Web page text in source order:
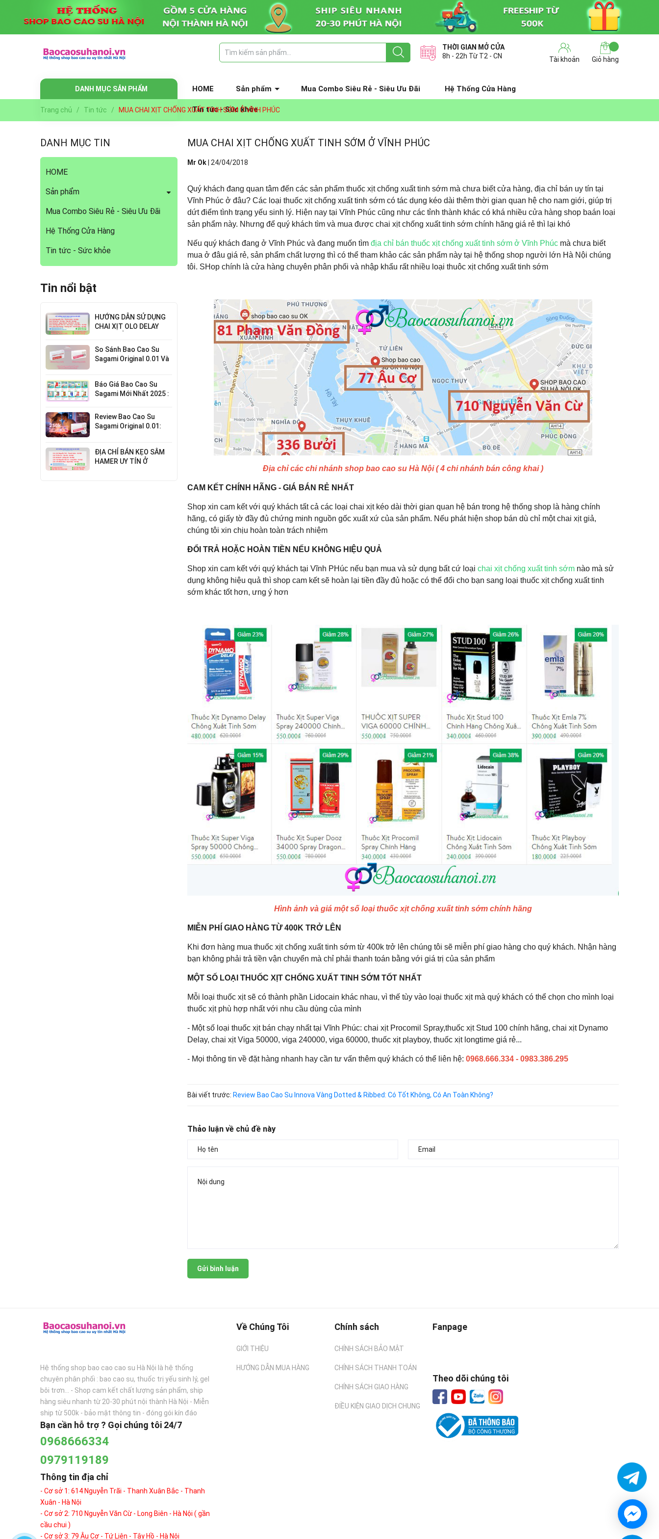
THỜI GIAN MỞ CỬA
8h - 22h Từ T2 - CN
Tài khoản Giỏ hàng
DANH MỤC SẢN PHẨM HOME Sản phẩm Mua Combo Siêu Rẻ - Siêu Ưu Đãi Hệ Thống Cửa Hàng
Tin tức - Sức khỏe
Trang chủ / Tin tức / MUA CHAI XỊT CHỐNG XUẤT TINH SỚM Ở VĨNH PHÚC
DANH MỤC TIN
HOME
Sản phẩm
Mua Combo Siêu Rẻ - Siêu Ưu Đãi
Hệ Thống Cửa Hàng
Tin tức - Sức khỏe
Tin nổi bật
HƯỚNG DẪN SỬ DỤNG
CHAI XỊT OLO DELAY
So Sánh Bao Cao Su
Sagami Original 0.01 Và
Báo Giá Bao Cao Su
Sagami Mới Nhất 2025 :
Review Bao Cao Su
Sagami Original 0.01:
ĐỊA CHỈ BÁN KẸO SÂM
HAMER UY TÍN Ở
MUA CHAI XỊT CHỐNG XUẤT TINH SỚM Ở VĨNH PHÚC
Mr Ok 24/04/2018
Quý khách đang quan tâm đến các sản phẩm thuốc xịt chống xuất tinh sớm mà chưa biết cửa hàng, địa chỉ bán uy tín tại
Vĩnh Phúc ở đâu? Các loại thuốc xịt chống xuất tinh sớm có tác dụng kéo dài thêm thời gian quan hệ cho nam giới, giúp trị
dứt điểm tình trạng yếu sinh lý. Hiện nay tại Vĩnh Phúc cũng như các tỉnh thành khác có khá nhiều cửa hàng shop baán loại
sản phẩm này. Nhưng để quý khách tìm và mua được chai xịt chống xuất tinh sớm chính hãng giá rẻ thì lại khó
Nếu quý khách đang ở Vĩnh Phúc và đang muốn tìm địa chỉ bán thuốc xịt chống xuất tinh sớm ở Vĩnh Phúc mà chưa biết
mua ở đâu giá rẻ, sản phẩm chất lượng thì có thể tham khảo các sản phẩm này tại hệ thống shop người lớn Hà Nội chúng
tôi. SHop chính là cửa hàng chuyên phân phối và nhập khẩu rất nhiều loại thuôc xịt chống xuất tinh sớm
Địa chỉ các chi nhánh shop bao cao su Hà Nội ( 4 chi nhánh bán công khai )
CAM KẾT CHÍNH HÃNG - GIÁ BÁN RẺ NHẤT
Shop xin cam kết với quý khách tất cả các loại chai xịt kéo dài thời gian quan hệ bán trong hệ thống shop là hàng chính
hãng, có giấy tờ đầy đủ chứng minh nguồn gốc xuất xứ của sản phẩm. Nếu phát hiện shop bán dù chỉ một chai xịt giả,
chúng tôi xin chịu hoàn toàn trách nhiệm
ĐỔI TRẢ HOẶC HOÀN TIỀN NẾU KHÔNG HIỆU QUẢ
Shop xin cam kết với quý khách tại Vĩnh PHúc nếu bạn mua và sử dụng bất cứ loại chai xịt chống xuất tinh sớm nào mà sử
dụng không hiệu quả thì shop cam kết sẽ hoàn lại tiền đầy đủ hoặc có thể đổi cho bạn sang loại thuốc xịt chống xuất tinh
sớm khác tốt hơn, ưng ý hơn
Hình ảnh và giá một số loại thuốc xịt chống xuất tinh sớm chính hãng
MIỄN PHÍ GIAO HÀNG TỪ 400K TRỞ LÊN
Khi đơn hàng mua thuốc xịt chống xuất tinh sớm từ 400k trở lên chúng tôi sẽ miễn phí giao hàng cho quý khách. Nhận hàng
bạn không phải trả tiền vận chuyển mà chỉ phải thanh toán bằng với giá trị của sản phẩm
MỘT SỐ LOẠI THUỐC XỊT CHỐNG XUẤT TINH SỚM TỐT NHẤT
Mỗi loại thuốc xịt sẽ có thành phần Lidocain khác nhau, vì thế tùy vào loại thuốc xịt mà quý khách có thể chọn cho mình loại
thuốc xịt phù hợp nhất với nhu cầu dùng của mình
- Một số loại thuốc xịt bán chạy nhất tại Vĩnh Phúc: chai xịt Procomil Spray,thuốc xịt Stud 100 chính hãng, chai xịt Dynamo
Delay, chai xịt Viga 50000, viga 240000, viga 60000, thuốc xịt playboy, thuốc xịt longtime giá rẻ...
- Mọi thông tin về đặt hàng nhanh hay cần tư vấn thêm quý khách có thể liên hệ: 0968.666.334 - 0983.386.295
Bài viết trước: Review Bao Cao Su Innova Vàng Dotted & Ribbed: Có Tốt Không, Có An Toàn Không?
Thảo luận về chủ đề này
Gửi bình luận
Hệ thống shop bao cao cao su Hà Nội là hệ thống
chuyên phân phối : bao cao su, thuốc trị yếu sinh lý, gel
bôi trơn... - Shop cam kết chất lượng sản phẩm, ship
hàng siêu nhanh từ 20-30 phút nội thành Hà Nội - Miễn
ship từ 500k - bảo mật thông tin - đóng gói kín đáo
Bạn cần hỗ trợ ? Gọi chúng tôi 24/7
0968666334
0979119189
Thông tin địa chỉ
- Cơ sở 1: 614 Nguyễn Trãi - Thanh Xuân Bắc - Thanh
Xuân - Hà Nội
- Cơ sở 2: 710 Nguyễn Văn Cừ - Long Biên - Hà Nội ( gần
cầu chui )
- Cơ sở 3: 79 Âu Cơ - Tứ Liên - Tây Hồ - Hà Nội
Về Chúng Tôi
GIỚI THIỆU
HƯỚNG DẪN MUA HÀNG
Chính sách
CHÍNH SÁCH BẢO MẬT
CHÍNH SÁCH THANH TOÁN
CHÍNH SÁCH GIAO HÀNG
ĐIỀU KIỆN GIAO DỊCH CHUNG
Fanpage
Theo dõi chúng tôi